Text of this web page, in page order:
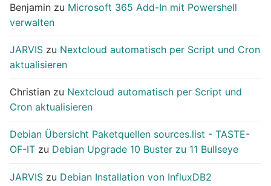
Benjamin zu Microsoft 365 Add-In mit Powershell
verwalten
JARVIS zu Nextcloud automatisch per Script und Cron
aktualisieren
Christian zu Nextcloud automatisch per Script und
Cron aktualisieren
Debian Übersicht Paketquellen sources.list - TASTE-
OF-IT zu Debian Upgrade 10 Buster zu 11 Bullseye
JARVIS zu Debian Installation von InfluxDB2